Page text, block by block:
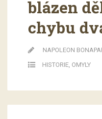
blázen
chybu
NAPOLEON
HISTORIE, OMYLY